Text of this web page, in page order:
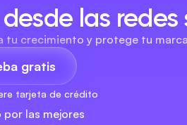
las redes
crecimiento y protege tu
gratis
tarjeta de crédito
las mejores